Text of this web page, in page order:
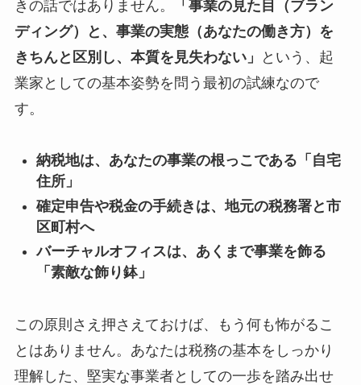
きの話ではありません。
「事業の見た目（ブラン
ディング）と、事業の実態（あなたの働き方）を
きちんと区別し、本質を見失わない」
という、起
業家としての基本姿勢を問う最初の試練なので
す。
納税地は、あなたの事業の根っこである「自宅
住所」
確定申告や税金の手続きは、地元の税務署と市
区町村へ
バーチャルオフィスは、あくまで事業を飾る
「素敵な飾り鉢」
この原則さえ押さえておけば、もう何も怖がるこ
とはありません。あなたは税務の基本をしっかり
理解した、堅実な事業者としての一歩を踏み出せ